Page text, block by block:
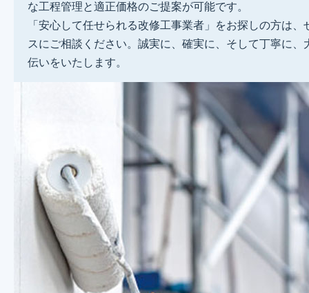
な工程管理と適正価格のご提案が可能です。
「安心して任せられる改修工事業者」をお探しの方は
スにご相談ください。誠実に、確実に、そして丁寧に、
伝いをいたします。